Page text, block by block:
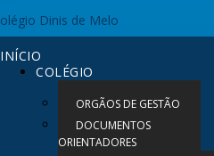
INÍCIO
COLÉGIO
ORGÃOS DE GESTÃO
DOCUMENTOS
ORIENTADORES